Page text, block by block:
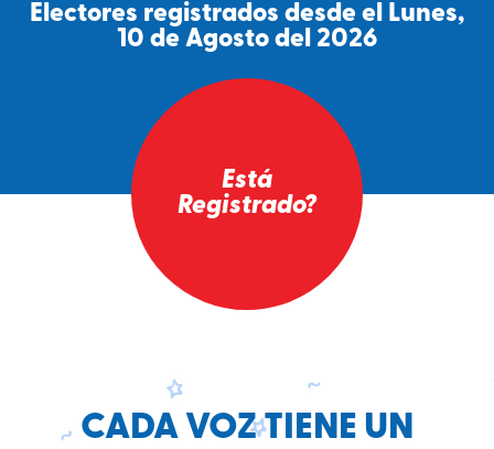
Electores registrados desde el Lunes,
10 de Agosto del 2026
Está
Registrado?
CADA VOZ TIENE UN